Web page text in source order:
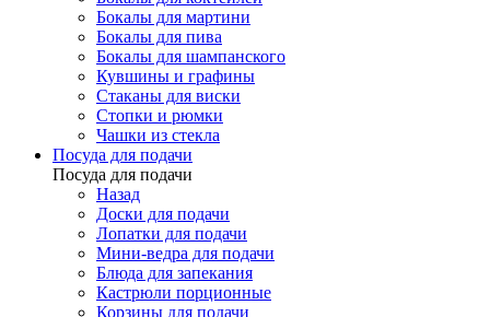
Бокалы для мартини
Бокалы для пива
Бокалы для шампанского
Кувшины и графины
Стаканы для виски
Стопки и рюмки
Чашки из стекла
Посуда для подачи
Посуда для подачи
Назад
Доски для подачи
Лопатки для подачи
Мини-ведра для подачи
Блюда для запекания
Кастрюли порционные
Корзины для подачи